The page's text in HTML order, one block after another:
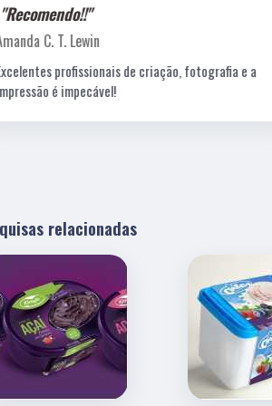
de criação, fotografia e a
relacionadas